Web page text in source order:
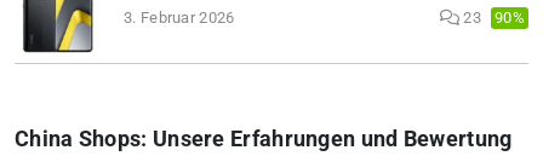
3. Februar 2026 23 90%
China Shops: Unsere Erfahrungen und Bewertung